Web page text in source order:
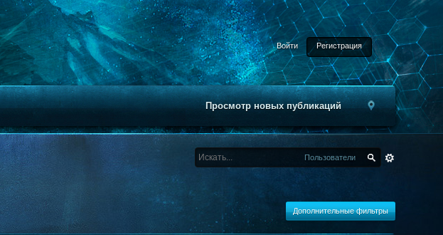
Войти Регистрация
Просмотр новых публикаций
Пользователи
Дополнительные фильтры